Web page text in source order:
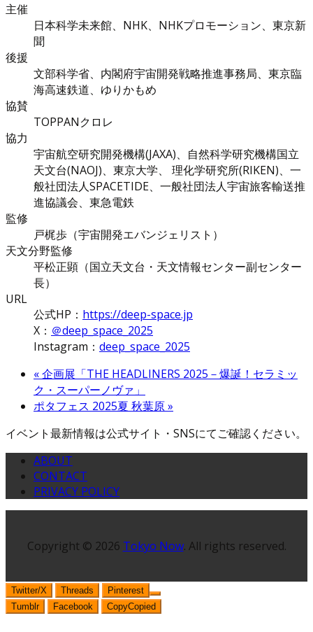
主催
日本科学未来館、NHK、NHKプロモーション、東京新
聞
後援
文部科学省、内閣府宇宙開発戦略推進事務局、東京臨
海高速鉄道、ゆりかもめ
協賛
TOPPANクロレ
協力
宇宙航空研究開発機構(JAXA)、自然科学研究機構国立
天文台(NAOJ)、東京大学、 理化学研究所(RIKEN)、一
般社団法人SPACETIDE、一般社団法人宇宙旅客輸送推
進協議会、東急電鉄
監修
戸梶歩（宇宙開発エバンジェリスト）
天文分野監修
平松正顕（国立天文台・天文情報センター副センター
長）
URL
公式HP： https://deep-space.jp
X： ＠deep_space_2025
Instagram： deep_space_2025
«企画展「THE HEADLINERS 2025－爆誕！セラミッ
ク・スーパーノヴァ」
ポタフェス 2025夏 秋葉原»
イベント最新情報は公式サイト・SNSにてご確認ください。
ABOUT
CONTACT
PRIVACY POLICY
Copyright © 2026 Tokyo Now. All rights reserved.
Twitter/X Threads
Pinterest
Tumblr
Facebook CopyCopied